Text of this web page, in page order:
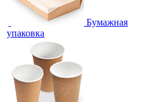
Бумажная
упаковка